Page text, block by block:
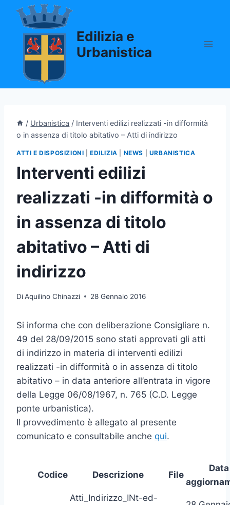
Salta
contenuto
Edilizia e
Urbanistica
/ Urbanistica / Interventi edilizi realizzati -in difformità
o in assenza di titolo abitativo – Atti di indirizzo
ATTI E DISPOSIZIONI |EDILIZIA NEWS URBANISTICA
Interventi edilizi
realizzati -in difformità o
in assenza di titolo
abitativo – Atti di
indirizzo
DiAquilino Chinazzi 28 Gennaio 2016
Si informa che con deliberazione Consigliare n.
49 del 28/09/2015 sono stati approvati gli atti
di indirizzo in materia di interventi edilizi
realizzati -in difformità o in assenza di titolo
abitativo – in data anteriore all’entrata in vigore
della Legge 06/08/1967, n. 765 (C.D. Legge
ponte urbanistica).
Il provvedimento è allegato al presente
comunicato e consultabile anche qui.
Codice Descrizione File
Data
Atti_Indirizzo_INt-ed-